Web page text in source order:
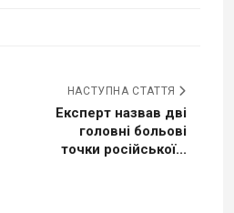
НАСТУПНА СТАТТЯ
Експерт назвав дві
головні больові
точки російської...